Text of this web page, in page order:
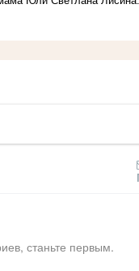
станьте первым.